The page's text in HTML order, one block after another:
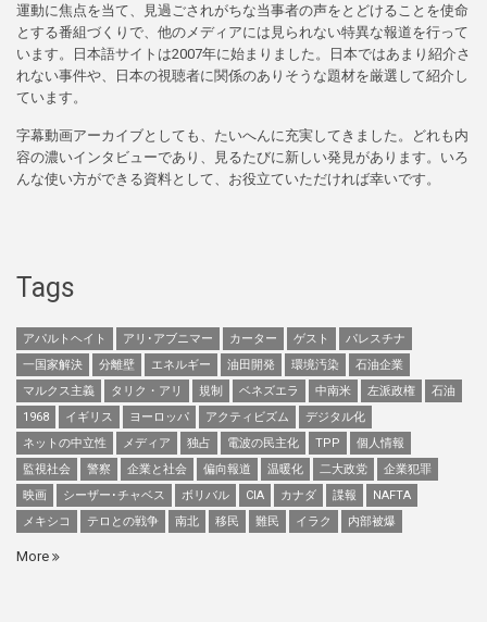
運動に焦点を当て、見過ごされがちな当事者の声をとどけることを使命
とする番組づくりで、他のメディアには見られない特異な報道を行って
います。日本語サイトは2007年に始まりました。日本ではあまり紹介さ
れない事件や、日本の視聴者に関係のありそうな題材を厳選して紹介し
ています。
字幕動画アーカイブとしても、たいへんに充実してきました。どれも内
容の濃いインタビューであり、見るたびに新しい発見があります。いろ
んな使い方ができる資料として、お役立ていただければ幸いです。
Tags
アパルトヘイト アリ･アブニマー カーター ゲスト
パレスチナ
一国家解決
分離壁 エネルギー 油田開発 環境汚染
石油企業
マルクス主義
タリク・アリ 規制 ベネズエラ 中南米 左派政権
石油
1968
イギリス ヨーロッパ アクティビズム
デジタル化
ネットの中立性
メディア 独占 電波の民主化 TPP
個人情報
監視社会
警察 企業と社会 偏向報道 温暖化 二大政党
企業犯罪
映画
シーザー･チャベス ボリバル CIA カナダ 諜報
NAFTA
メキシコ
テロとの戦争 南北 移民 難民 イラク 内部被爆
More